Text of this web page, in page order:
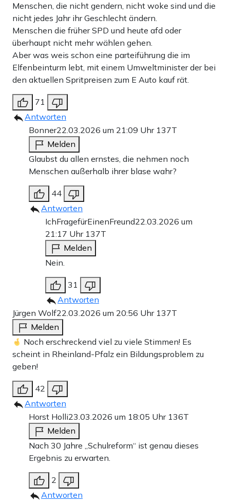
Menschen, die nicht gendern, nicht woke sind und die
nicht jedes Jahr ihr Geschlecht ändern.
Menschen die früher SPD und heute afd oder
überhaupt nicht mehr wählen gehen.
Aber was weis schon eine parteiführung die im
Elfenbeinturm lebt, mit einem Umweltminister der bei
den aktuellen Spritpreisen zum E Auto kauf rät.
71
Antworten
Bonner22.03.2026 um 21:09 Uhr 137T
Melden
Glaubst du allen ernstes, die nehmen noch
Menschen außerhalb ihrer blase wahr?
44
Antworten
IchFragefürEinenFreund22.03.2026 um
21:17 Uhr 137T
Melden
Nein.
31
Antworten
Jürgen Wolf22.03.2026 um 20:56 Uhr 137T
Melden
Noch erschreckend viel zu viele Stimmen! Es
scheint in Rheinland-Pfalz ein Bildungsproblem zu
geben!
42
Antworten
Horst Holli23.03.2026 um 18:05 Uhr 136T
Melden
Nach 30 Jahre „Schulreform“ ist genau dieses
Ergebnis zu erwarten.
2
Antworten